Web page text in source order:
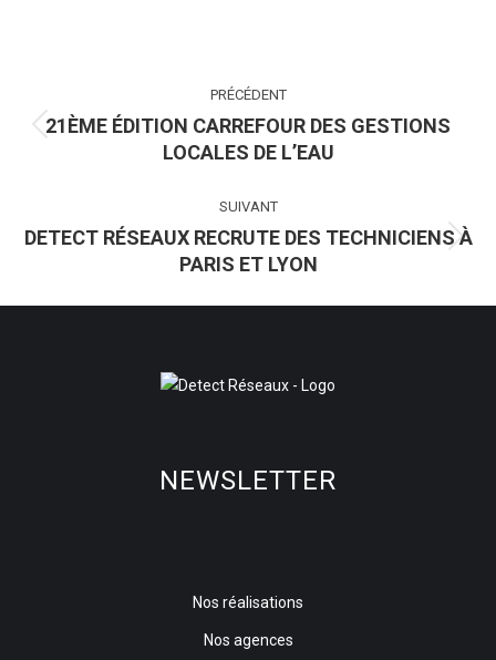
ARTICLE
PRÉCÉDENT
Article
:
21ÈME ÉDITION CARREFOUR DES GESTIONS
LOCALES DE L’EAU
SUIVANT
Article
:
DETECT RÉSEAUX RECRUTE DES TECHNICIENS À
PARIS ET LYON
NEWSLETTER
Nos réalisations
Nos agences